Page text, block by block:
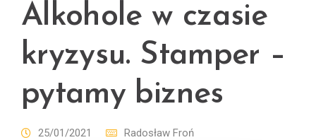
Alkohole w czasie
kryzysu. Stamper –
pytamy biznes
25/01/2021
Radosław Froń